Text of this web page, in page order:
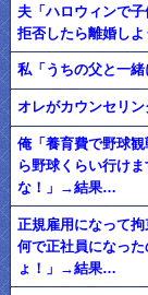
夫「ハロウィンで
拒否したら離婚し
私「うちの父と一
オレがカウンセリ
俺「養育費で野球
ら野球くらい行け
な！」→結果…
正規雇用になって
何で正社員になっ
ょ！」→結果…